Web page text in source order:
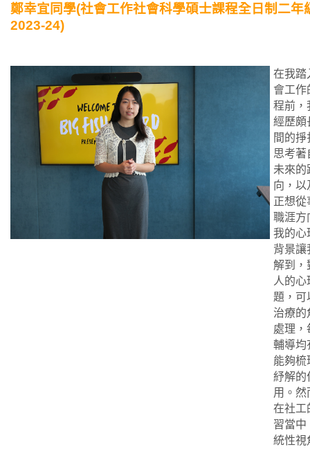
鄭幸宜同學(社會工作社會科學碩士課程全日制二年
2023-24)
在我踏
會工作
程前，
經歷頗
間的掙
思考著
未來的
向，以
正想從
職涯方
我的心
背景讓
解到，
人的心
題，可
治療的
處理，
輔導均
能夠梳
紓解的
用。然
在社工
習當中
統性視